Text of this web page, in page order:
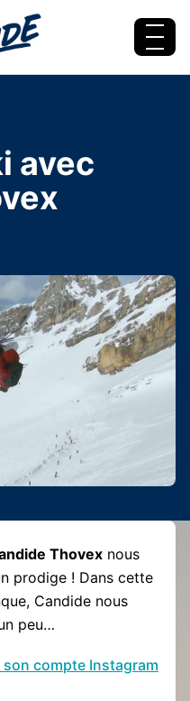
Menu
avec
Thovex nous
prodige ! Dans cette
Candide nous
peu…
compte Instagram